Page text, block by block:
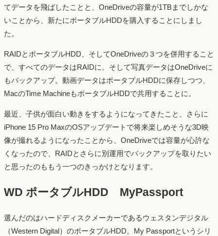
てデータを飛ばしたことと、OneDriveの容量が1TBまでしかな
いことから、新たにポータブルHDDを購入することにしまし
た。
RAIDとポータブルHDD、そしてOneDriveの３つを併用すること
で、すべてのデータはRAIDに。そして写真データはOneDriveに
もバックアップ。動画データはポータブルHDDに保存しつつ、
MacのTime MachineもポータブルHDDで共用することに。
最近、子供が面白い動きをするようになってきたこと、さらに
iPhone 15 Pro MaxのOSアップデートで将来楽しめそうな3D映
像が撮れるようになったことから、OneDriveでは容量が心許な
くなったので、RAIDとさらに別運用でバックアップを取りたい
と思ったのももう一つのきっかけとなります。
WD ポータブルHDD MyPassport
選んだのはハードディスクメーカーであるウェスタンデジタル
（Western Digital）のポータブルHDD。My Passportというシリ